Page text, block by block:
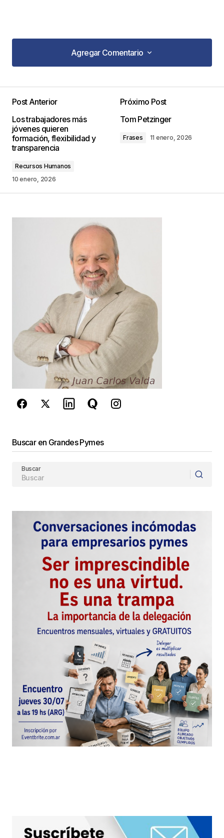
Agregar Comentario
Agregar Comentario
publicada. Los campos obligatorios están
marcados con
Your Name*
Guarda mi nombre, correo electrónico y web en
este navegador para la próxima vez que
comente.
Este sitio esta protegido por
reCAPTCHA y la
Política de
privacidady losTérminos del servicio
de Googlese aplican.
Enviar Comentario
Post Anterior
Los trabajadores más
jóvenes quieren
formación, flexibilidad y
transparencia
Recursos Humanos
10 enero, 2026
Próximo Post
Tom Petzinger
Frases 11 enero, 2026
Buscar en Grandes Pymes
Buscar